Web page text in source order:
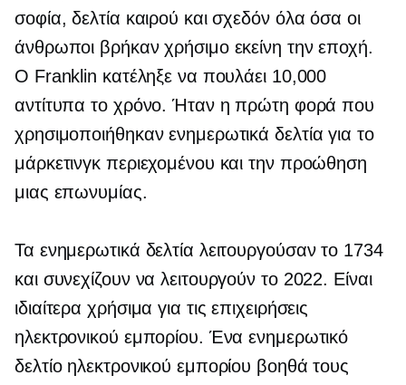
σοφία, δελτία καιρού και σχεδόν όλα όσα οι
άνθρωποι βρήκαν χρήσιμο εκείνη την εποχή.
Ο Franklin κατέληξε να πουλάει 10,000
αντίτυπα το χρόνο. Ήταν η πρώτη φορά που
χρησιμοποιήθηκαν ενημερωτικά δελτία για το
μάρκετινγκ περιεχομένου και την προώθηση
μιας επωνυμίας.
Τα ενημερωτικά δελτία λειτουργούσαν το 1734
και συνεχίζουν να λειτουργούν το 2022. Είναι
ιδιαίτερα χρήσιμα για τις επιχειρήσεις
ηλεκτρονικού εμπορίου. Ένα ενημερωτικό
δελτίο ηλεκτρονικού εμπορίου βοηθά τους